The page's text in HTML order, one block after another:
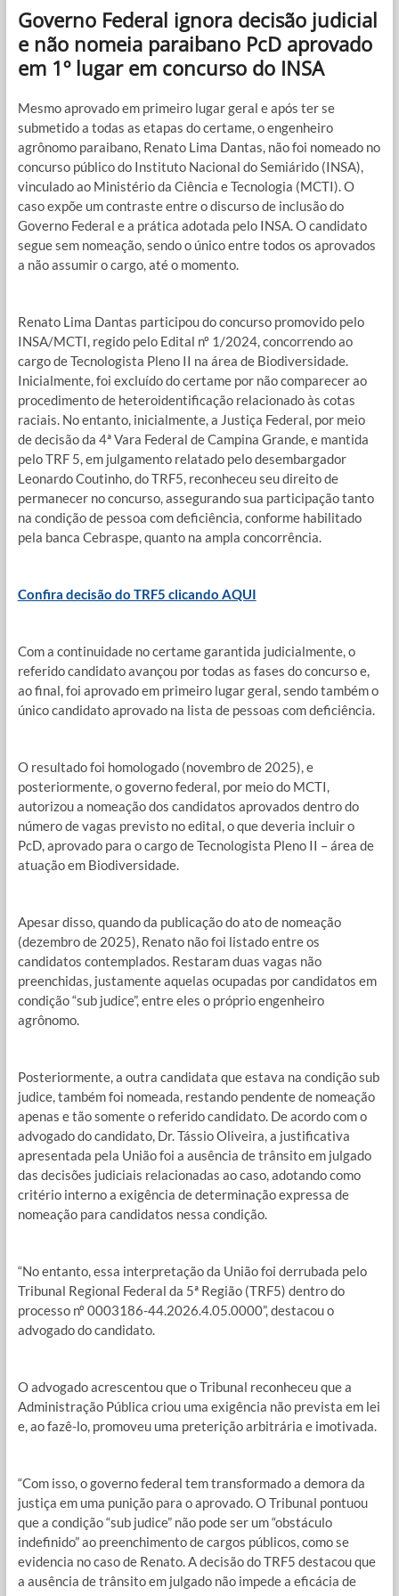
Governo Federal ignora decisão judicial
e não nomeia paraibano PcD aprovado
em 1º lugar em concurso do INSA
Mesmo aprovado em primeiro lugar geral e após ter se
submetido a todas as etapas do certame, o engenheiro
agrônomo paraibano, Renato Lima Dantas, não foi nomeado no
concurso público do Instituto Nacional do Semiárido (INSA),
vinculado ao Ministério da Ciência e Tecnologia (MCTI). O
caso expõe um contraste entre o discurso de inclusão do
Governo Federal e a prática adotada pelo INSA. O candidato
segue sem nomeação, sendo o único entre todos os aprovados
a não assumir o cargo, até o momento.
Renato Lima Dantas participou do concurso promovido pelo
INSA/MCTI, regido pelo Edital nº 1/2024, concorrendo ao
cargo de Tecnologista Pleno II na área de Biodiversidade.
Inicialmente, foi excluído do certame por não comparecer ao
procedimento de heteroidentificação relacionado às cotas
raciais. No entanto, inicialmente, a Justiça Federal, por meio
de decisão da 4ª Vara Federal de Campina Grande, e mantida
pelo TRF 5, em julgamento relatado pelo desembargador
Leonardo Coutinho, do TRF5, reconheceu seu direito de
permanecer no concurso, assegurando sua participação tanto
na condição de pessoa com deficiência, conforme habilitado
pela banca Cebraspe, quanto na ampla concorrência.
Confira decisão do TRF5 clicando AQUI
Com a continuidade no certame garantida judicialmente, o
referido candidato avançou por todas as fases do concurso e,
ao final, foi aprovado em primeiro lugar geral, sendo também o
único candidato aprovado na lista de pessoas com deficiência.
O resultado foi homologado (novembro de 2025), e
posteriormente, o governo federal, por meio do MCTI,
autorizou a nomeação dos candidatos aprovados dentro do
número de vagas previsto no edital, o que deveria incluir o
PcD, aprovado para o cargo de Tecnologista Pleno II – área de
atuação em Biodiversidade.
Apesar disso, quando da publicação do ato de nomeação
(dezembro de 2025), Renato não foi listado entre os
candidatos contemplados. Restaram duas vagas não
preenchidas, justamente aquelas ocupadas por candidatos em
condição “sub judice”, entre eles o próprio engenheiro
agrônomo.
Posteriormente, a outra candidata que estava na condição sub
judice, também foi nomeada, restando pendente de nomeação
apenas e tão somente o referido candidato. De acordo com o
advogado do candidato, Dr. Tássio Oliveira, a justificativa
apresentada pela União foi a ausência de trânsito em julgado
das decisões judiciais relacionadas ao caso, adotando como
critério interno a exigência de determinação expressa de
nomeação para candidatos nessa condição.
“No entanto, essa interpretação da União foi derrubada pelo
Tribunal Regional Federal da 5ª Região (TRF5) dentro do
processo nº 0003186-44.2026.4.05.0000”, destacou o
advogado do candidato.
O advogado acrescentou que o Tribunal reconheceu que a
Administração Pública criou uma exigência não prevista em lei
e, ao fazê-lo, promoveu uma preterição arbitrária e imotivada.
“Com isso, o governo federal tem transformado a demora da
justiça em uma punição para o aprovado. O Tribunal pontuou
que a condição “sub judice” não pode ser um “obstáculo
indefinido” ao preenchimento de cargos públicos, como se
evidencia no caso de Renato. A decisão do TRF5 destacou que
a ausência de trânsito em julgado não impede a eficácia de